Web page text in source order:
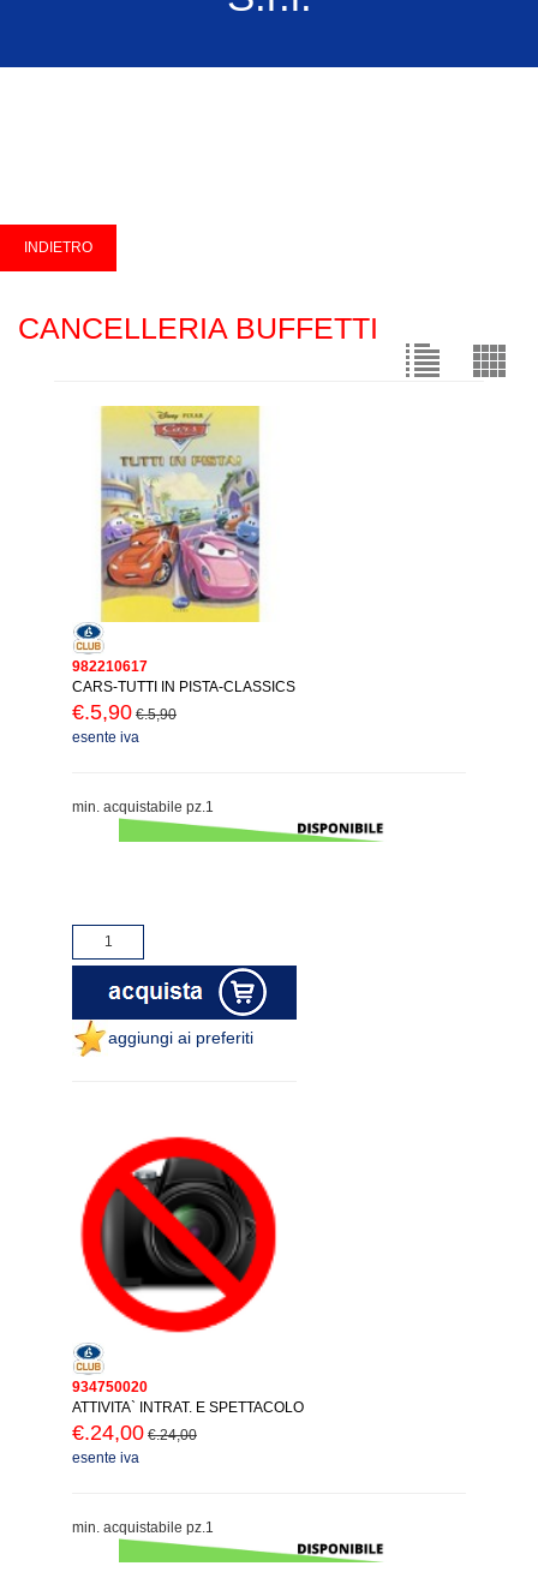
CANCELLERIA BUFFETTI
982210617
CARS-TUTTI IN PISTA-CLASSICS
€.5,90 €.5,90
esente iva
min. acquistabile pz.1
aggiungi ai preferiti
934750020
ATTIVITA` INTRAT. E SPETTACOLO
€.24,00 €.24,00
esente iva
min. acquistabile pz.1